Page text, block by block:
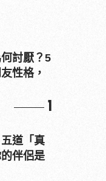
討厭？5
性格，
1
道「真
伴侶是